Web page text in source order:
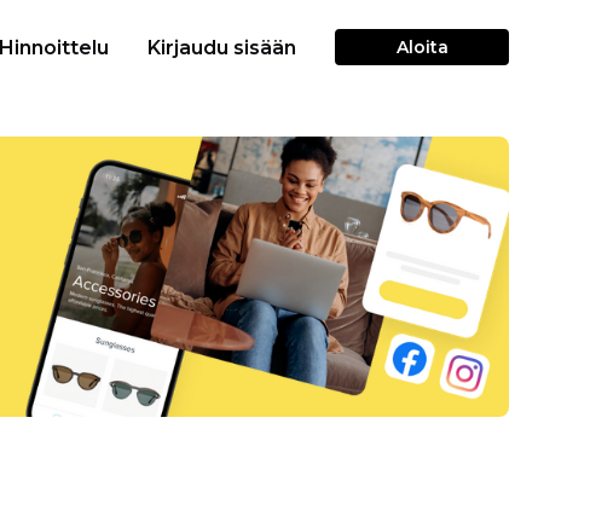
Hinnoittelu Kirjaudu sisään Aloita